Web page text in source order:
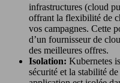
infrastructures (cloud
offrant la flexibilité de
vos campagnes. Cette
d’un fournisseur de
des meilleures offres.
Isolation: Kubernetes
sécurité et la stabilité